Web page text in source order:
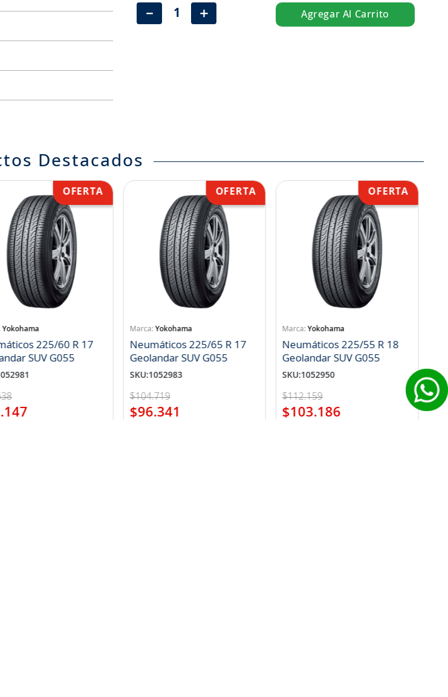
＋
－ Agregar Al Carrito
Destacados
Yokohama
225/60 R 17
SUV G055
.147
Yokohama
Neumáticos 225/65 R 17
Geolandar SUV G055
SKU:1052983
$104.719
$96.341
Yokohama
Neumáticos 225/55 R 18
Geolandar SUV G055
SKU:1052950
$112.159
$103.186